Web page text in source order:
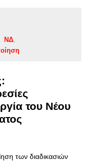
ΝΔ
του Νέου
των διαδικασιών